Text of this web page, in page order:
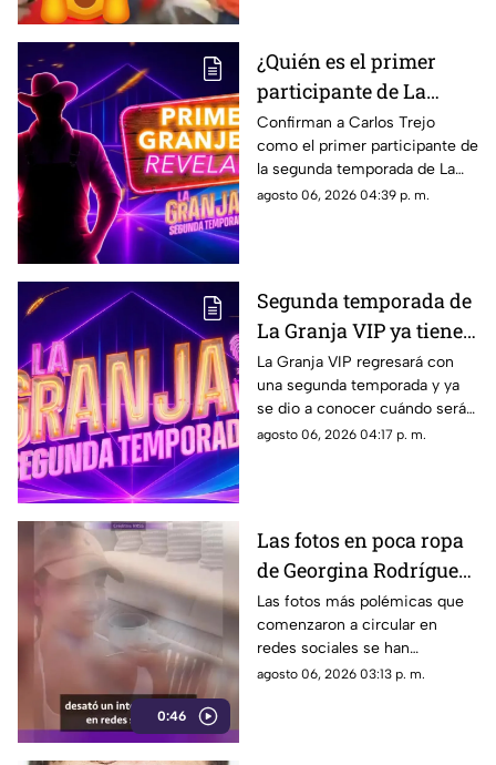
¿Quién es el primer
participante de La
Granja VIP 2?
Confirman a Carlos Trejo
como el primer participante de
la segunda temporada de La
Granja VIP y su participación
agosto 06, 2026 04:39 p. m.
Segunda temporada de
La Granja VIP ya tiene
fecha de estreno y esto
es lo que debes de saber
La Granja VIP regresará con
una segunda temporada y ya
se dio a conocer cuándo será
el esperado estreno del reality
agosto 06, 2026 04:17 p. m.
0:46
Las fotos en poca ropa
de Georgina Rodríguez
de las que TODOS están
hablando
Las fotos más polémicas que
comenzaron a circular en
redes sociales se han
convertido en el centro de
agosto 06, 2026 03:13 p. m.